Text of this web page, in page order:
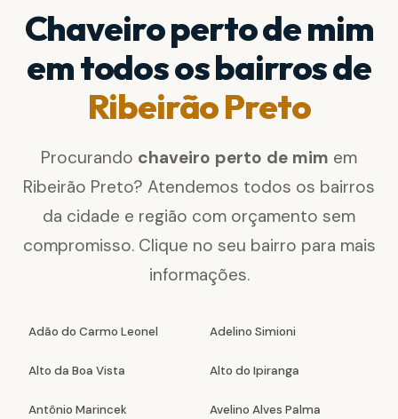
Chaveiro perto de mim
em todos os bairros de
Ribeirão Preto
Procurando chaveiro perto de mim em
Ribeirão Preto? Atendemos todos os bairros
da cidade e região com orçamento sem
compromisso. Clique no seu bairro para mais
informações.
Adão do Carmo Leonel Adelino Simioni
Alto da Boa Vista Alto do Ipiranga
Antônio Marincek Avelino Alves Palma